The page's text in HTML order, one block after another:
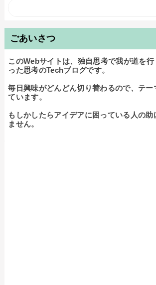
ごあいさつ
このWebサイトは、独自思考で我が道を
った思考のTechブログです。
毎日興味がどんどん切り替わるので、テー
ています。
もしかしたらアイデアに困っている人の
ません。